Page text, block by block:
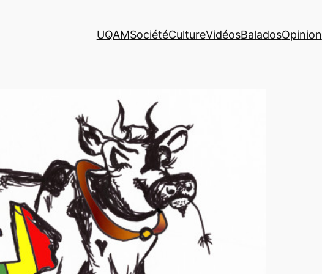
UQAMSociétéCultureVidéosBaladosOpinion